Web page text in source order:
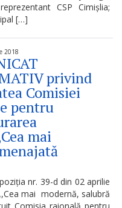
CSP Cimișlia;
[…]
2018
privind
Comisiei
pentru
mai
nr. 39-d din 02 aprilie
mai modernă, salubră